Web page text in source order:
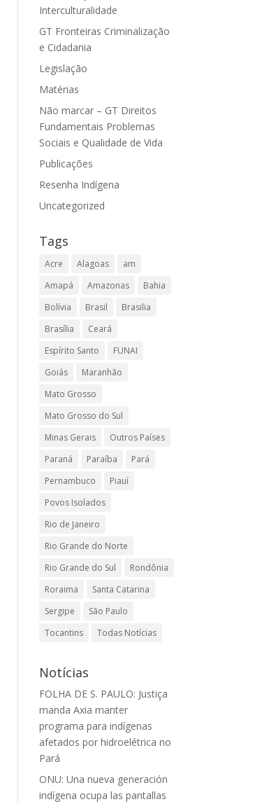
Interculturalidade
GT Fronteiras Criminalização
e Cidadania
Legislação
Matérias
Não marcar – GT Direitos
Fundamentais Problemas
Sociais e Qualidade de Vida
Publicações
Resenha Indígena
Uncategorized
Tags
Acre Alagoas
am
Amapá
Amazonas
Bahia
Bolívia
Brasil
Brasilia
Brasília
Ceará
Espírito Santo
FUNAI
Goiás
Maranhão
Mato Grosso
Mato Grosso do Sul
Minas Gerais
Outros Países
Paraná
Paraíba
Pará
Pernambuco
Piauí
Povos Isolados
Rio de Janeiro
Rio Grande do Norte
Rio Grande do Sul
Rondônia
Roraima
Santa Catarina
Sergipe
São Paulo
Tocantins
Todas Notícias
Notícias
FOLHA DE S. PAULO: Justiça
manda Axia manter
programa para indígenas
afetados por hidroelétrica no
Pará
ONU: Una nueva generación
indígena ocupa las pantallas